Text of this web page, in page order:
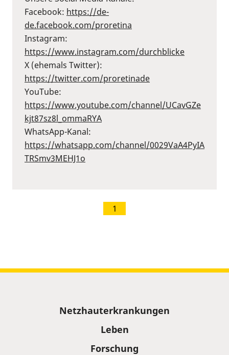
Facebook: ⁠https://de-
de.facebook.com/proretina⁠
Instagram:
⁠https://www.instagram.com/durchblicke⁠
X (ehemals Twitter):
⁠https://twitter.com/proretinade⁠
YouTube:
⁠https://www.youtube.com/channel/UCavGZe
kjt87sz8l_ommaRYA⁠
WhatsApp-Kanal:
⁠https://whatsapp.com/channel/0029VaA4PyIA
TRSmv3MEHJ1o⁠
1
Netzhauterkrankungen
Leben
Forschung